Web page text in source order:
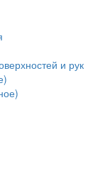
и рук